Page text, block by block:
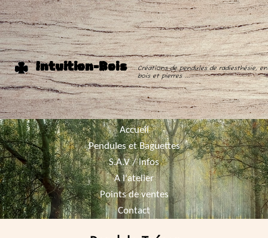
Intuition-Bois
Créations de pendules de radiesthésie, en
bois et pierres ...
Accueil
Pendules et Baguettes
S.A.V / infos
A l'atelier
Points de ventes
Contact